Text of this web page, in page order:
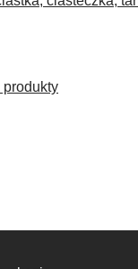
produkty